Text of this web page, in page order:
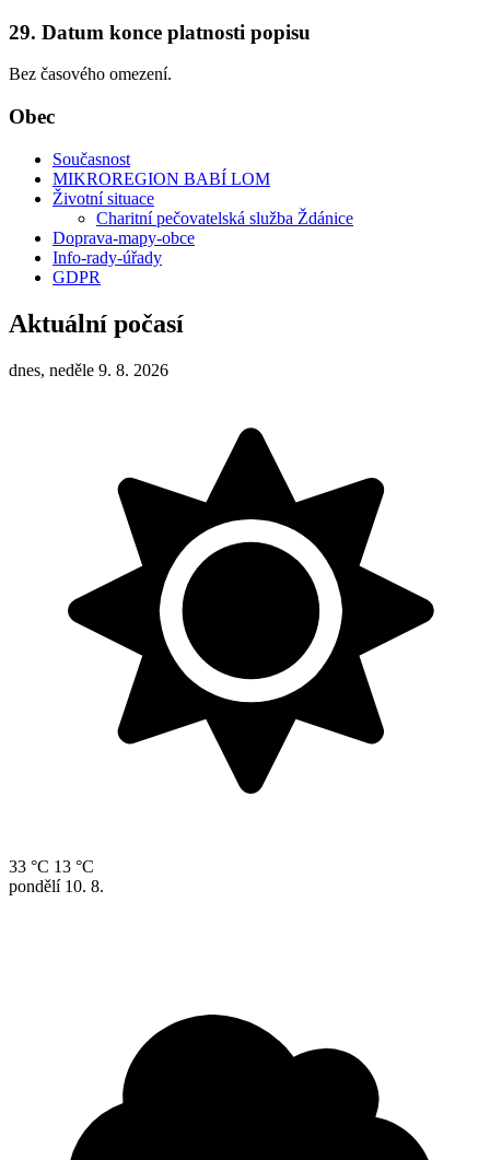
29. Datum konce platnosti popisu
Bez časového omezení.
Obec
Současnost
MIKROREGION BABÍ LOM
Životní situace
Charitní pečovatelská služba Ždánice
Doprava-mapy-obce
Info-rady-úřady
GDPR
Aktuální počasí
dnes, neděle 9. 8. 2026
33 °C 13 °C
pondělí 10. 8.